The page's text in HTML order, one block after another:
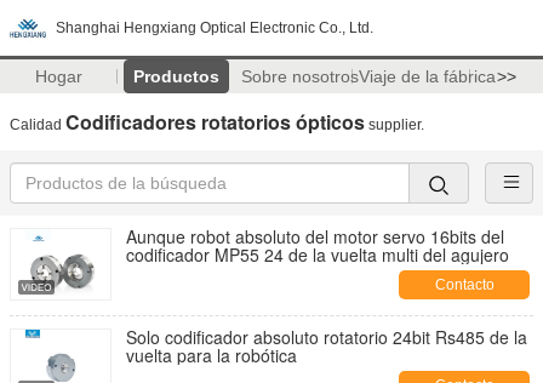
Shanghai Hengxiang Optical Electronic Co., Ltd.
Hogar Productos Sobre nosotrosViaje de la fábrica>>
Calidad Codificadores rotatorios ópticos supplier.
Aunque robot absoluto del motor servo 16bits del
codificador MP55 24 de la vuelta multi del agujero
Contacto
Solo codificador absoluto rotatorio 24bit Rs485 de la
vuelta para la robótica